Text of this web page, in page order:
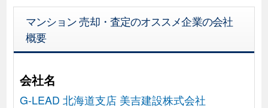
マンション 売却・査定のオススメ企業の会社
概要
会社名
G-LEAD 北海道支店 美吉建設株式会社